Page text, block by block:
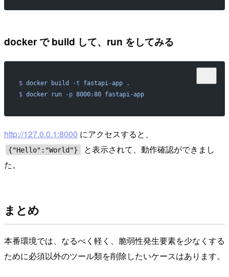
docker で build して、run をしてみる
$ docker build -t fastapi-app .
$ docker run -p 8000:80 fastapi-app
http://127.0.0.1:8000 にアクセスすると、
{"Hello":"World"}
と表示されて、動作確認ができまし
た。
まとめ
本番環境では、なるべく軽く、脆弱性発生要素を少なくする
ために必須以外のツール類を削除したいケースはあります。